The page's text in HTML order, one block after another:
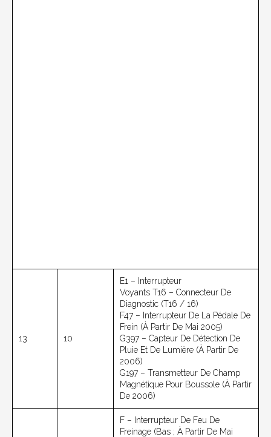
13 10
E1 – Interrupteur
Voyants T16 – Connecteur De
Diagnostic (T16 / 16)
F47 – Interrupteur De La Pédale De
Frein (à Partir De Mai 2005)
G397 – Capteur De Détection De
Pluie Et De Lumière (à Partir De
2006)
G197 – Transmetteur De Champ
Magnétique Pour Boussole (à Partir
De 2006)
F – Interrupteur De Feu De
Freinage (bas ; À Partir De Mai